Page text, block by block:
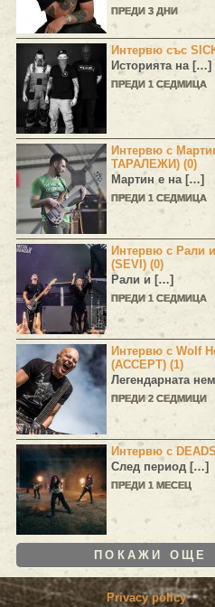
ПРЕДИ 3 ДНИ
Интервю със
Историята на […]
ПРЕДИ 1 СЕДМИЦА
Интервю с
ТАРАЛЕЖИ) (0)
Мартин е на […]
ПРЕДИ 1 СЕДМИЦА
Интервю с Рали
(SEVI) (0)
Рали и […]
ПРЕДИ 1 СЕДМИЦА
Интервю с Wolf
(ACCEPT) (1)
Легендарната
ПРЕДИ 2 СЕДМИЦИ
Интервю с
След период […]
ПРЕДИ 1 МЕСЕЦ
ПОКАЖИ ОЩЕ
Privacy policy